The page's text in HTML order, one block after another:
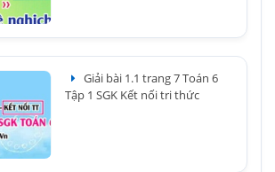
Giải bài 1.1 trang 7 Toán 6
Tập 1 SGK Kết nối tri thức